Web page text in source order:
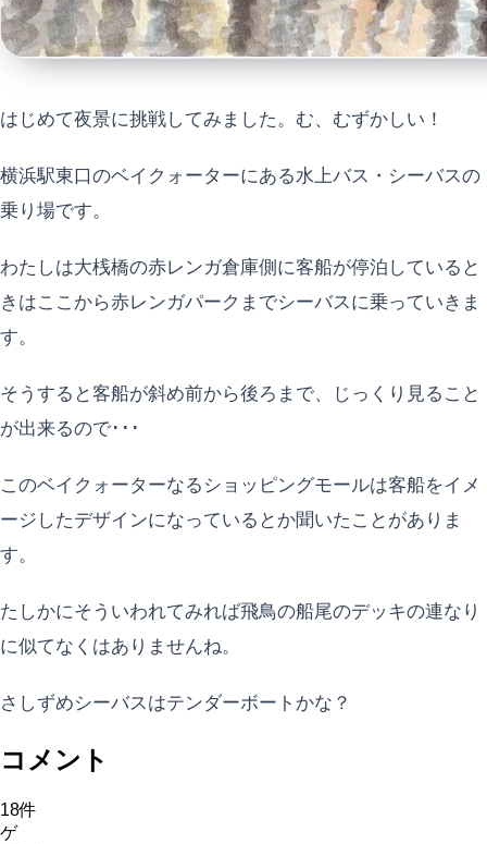
はじめて夜景に挑戦してみました。む、むずかしい！
横浜駅東口のベイクォーターにある水上バス・シーバスの
乗り場です。
わたしは大桟橋の赤レンガ倉庫側に客船が停泊していると
きはここから赤レンガパークまでシーバスに乗っていきま
す。
そうすると客船が斜め前から後ろまで、じっくり見ること
が出来るので･･･
このベイクォーターなるショッピングモールは客船をイメ
ージしたデザインになっているとか聞いたことがありま
す。
たしかにそういわれてみれば飛鳥の船尾のデッキの連なり
に似てなくはありませんね。
さしずめシーバスはテンダーボートかな？
コメント
18件
ゲ